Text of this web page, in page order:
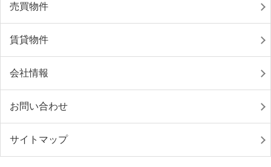
売買物件
賃貸物件
会社情報
お問い合わせ
サイトマップ